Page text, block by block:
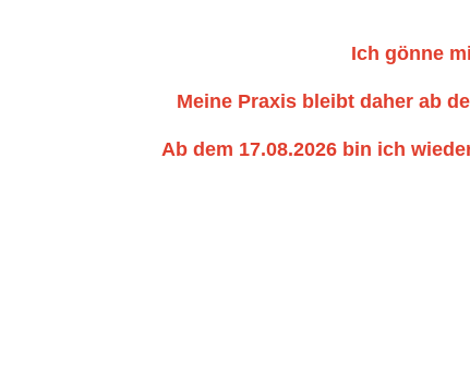
Ich gönne
Meine Praxis bleibt daher ab
Ab dem 17.08.2026 bin ich